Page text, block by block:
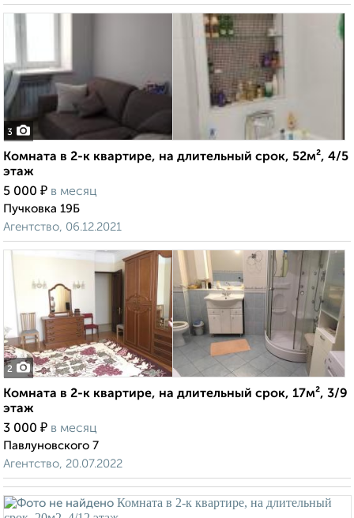
3
Комната в 2-к квартире, на длительный срок, 52м², 4/5
этаж
5 000 ₽ в месяц
Пучковка 19Б
Агентство, 06.12.2021
2
Комната в 2-к квартире, на длительный срок, 17м², 3/9
этаж
3 000 ₽ в месяц
Павлуновского 7
Агентство, 20.07.2022